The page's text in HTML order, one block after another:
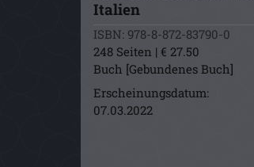
Italien
ISBN: 978-8-872-83790-0
248 Seiten | € 27.50
Buch [Gebundenes Buch]
Erscheinungsdatum:
07.03.2022